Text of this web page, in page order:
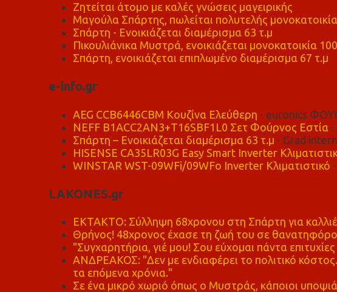
Ζητείται άτομο με καλές γνώσεις μαγειρικής
Μαγούλα Σπάρτης, πωλείται πολυτελής
Σπάρτη - Ενοικιάζεται διαμέρισμα 63 τ.μ
Πικουλιάνικα Μυστρά, ενοικιάζεται μονοκατοικία
Σπάρτη, ενοικιάζεται επιπλωμένο διαμέρισμα 67 τ.μ
e-info.gr
AEG CCB6446CBM Κουζίνα Ελεύθερη - euronics
NEFF B1ACC2AN3+T16SBF1L0 Σετ Φούρνος Εστία
Σπάρτη – Ενοικιάζεται διαμέρισμα 63 τ.μ - Grad
HISENSE CA35LR03G Easy Smart Inverter
WINSTAR WST-09WFi/09WFo Inverter Κλιματιστικό
LAKONES.gr
ΕΚΤΑΚΤΟ: Σύλληψη 68χρονου στη Σπάρτη για
Θρήνος! 48χρονος έχασε τη ζωή του σε
"Συγχαρητήρια, γιέ μου! Σου εύχομαι πάντα
ΑΝΔΡΕΑΚΟΣ: "Δεν με ενδιαφέρει το πολιτικό
τα επόμενα χρόνια."
Σε ένα μικρό χωριό όπως ο Μυστράς, κάποιοι